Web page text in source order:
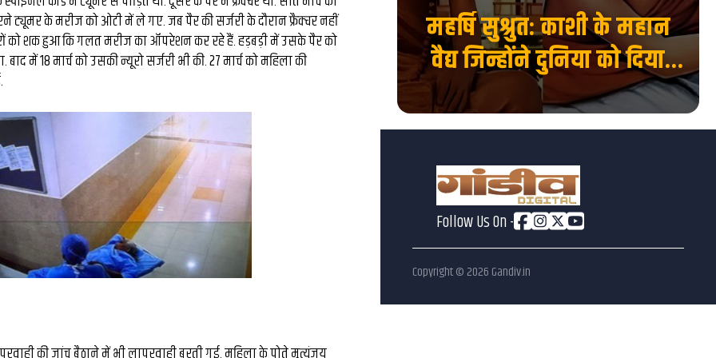
ट्यूमर के मरीज को ओटी में ले गए. जब पैर की सर्जरी के दौरान फ्रैक्चर नहीं
को शक हुआ कि गलत मरीज का ऑपरेशन कर रहे हैं. हड़बड़ी में उसके पैर को
में 18 मार्च को उसकी न्यूरो सर्जरी भी की. 27 मार्च को महिला की
दिखाया
का
IIT BHU में बनेगा सेंटर फॉर
इनोवेशन, इंक्यूबेशन एंड
मिलेगा नया मंच...
महर्षि सुश्रुत: काशी के महान
वैद्य जिन्होंने दुनिया को दिया
शल्य चिकित्सा का ज्ञान...
Follow Us On -
Copyright © 2026 Gandiv.in